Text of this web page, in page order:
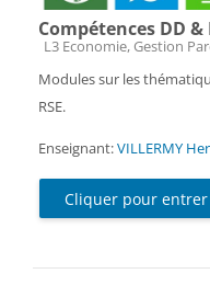
Compétences DD &
Catégorie de cours
L3 Economie, Gestion
Modules sur les
RSE.
Enseignant:VILLERMY
Cliquer pour